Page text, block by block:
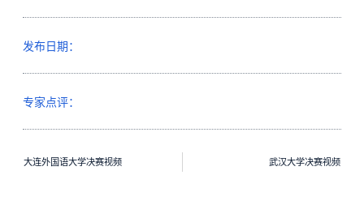
发布日期：
专家点评：
大连外国语大学决赛视频 武汉大学决赛视频